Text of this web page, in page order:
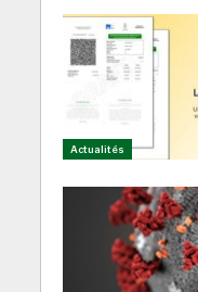
Actualités